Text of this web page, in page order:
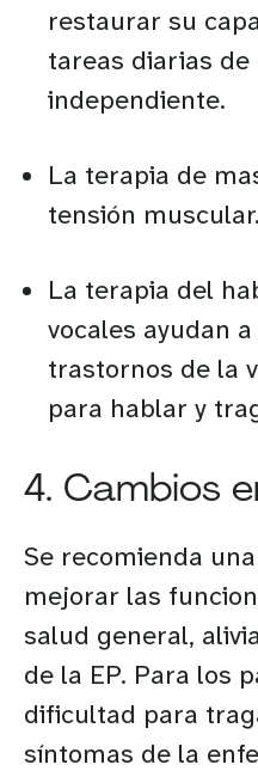
restaurar su
tareas diarias de
independiente.
La terapia de
tensión muscular.
La terapia del
vocales ayudan
trastornos de la
para hablar y
4. Cambios
Se recomienda
mejorar las
salud general,
de la EP. Para los
dificultad para
síntomas de la